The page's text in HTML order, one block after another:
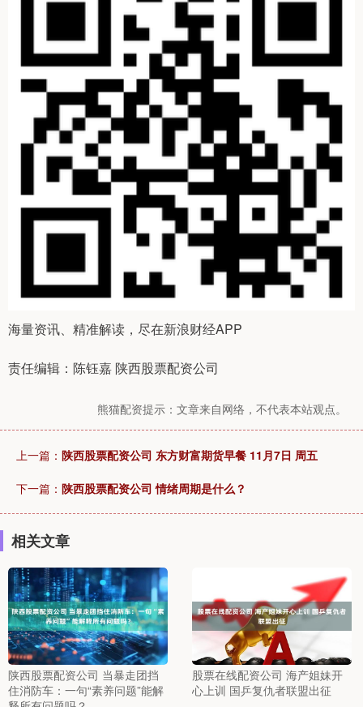
海量资讯、精准解读，尽在新浪财经APP
责任编辑：陈钰嘉 陕西股票配资公司
熊猫配资提示：文章来自网络，不代表本站观点。
上一篇： 陕西股票配资公司 东方财富期货早餐 11月7日 周五
下一篇： 陕西股票配资公司 情绪周期是什么？
相关文章
陕西股票配资公司 当暴走团挡
住消防车：一句“素养问题”能解
股票在线配资公司 海产姐妹开
心上训 国乒复仇者联盟出征